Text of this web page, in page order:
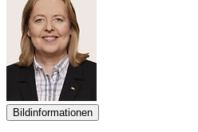
Bildinformationen